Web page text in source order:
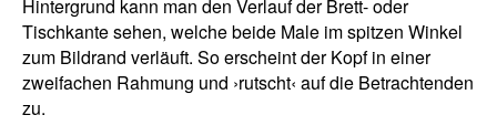
Hintergrund kann man den Verlauf der Brett- oder
Tischkante sehen, welche beide Male im spitzen Winkel
zum Bildrand verläuft. So erscheint der Kopf in einer
zweifachen Rahmung und ›rutscht‹ auf die Betrachtenden
zu.